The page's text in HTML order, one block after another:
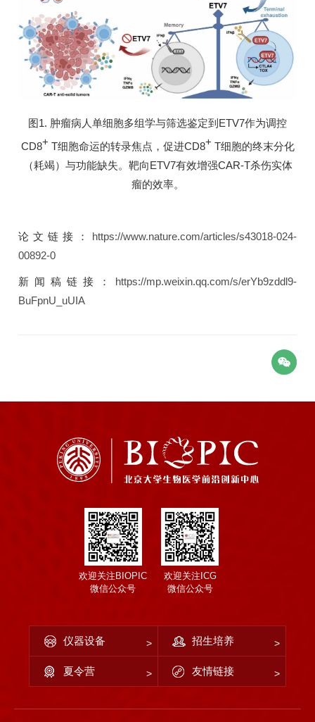
图1. 肿瘤病人单细胞多组学与筛选鉴定到ETV7作为调控
CD8+ T细胞命运的转录焦点，促进CD8+ T细胞的终末分化
（耗竭）与功能缺失。靶向ETV7有效增强CAR-T杀伤实体
瘤的效率。
论文链接： https://www.nature.com/articles/s43018-024-
00892-0
新闻稿链接： https://mp.weixin.qq.com/s/erYb9zddl9-
BuFpnU_uUIA
欢迎关注BIOPIC
微信公众号
欢迎关注ICG
微信公众号
仪器设备 招生培养
夏令营 友情链接